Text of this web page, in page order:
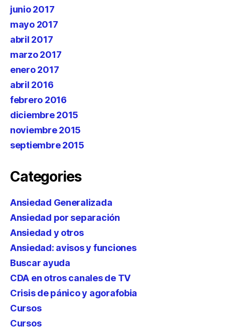
junio 2017
mayo 2017
abril 2017
marzo 2017
enero 2017
abril 2016
febrero 2016
diciembre 2015
noviembre 2015
septiembre 2015
Categories
Ansiedad Generalizada
Ansiedad por separación
Ansiedad y otros
Ansiedad: avisos y funciones
Buscar ayuda
CDA en otros canales de TV
Crisis de pánico y agorafobia
Cursos
Cursos